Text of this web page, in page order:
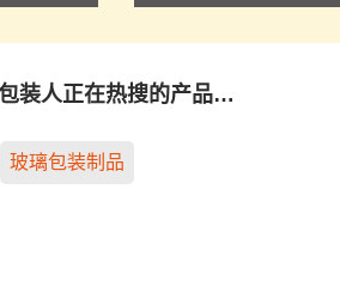
装人正在热搜的产品…
玻璃包装制品